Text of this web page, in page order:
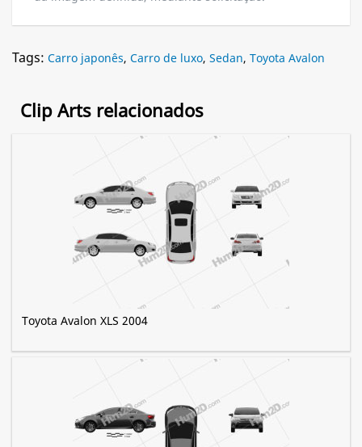
Tags: Carro japonês, Carro de luxo, Sedan, Toyota Avalon
Clip Arts relacionados
Toyota Avalon XLS 2004